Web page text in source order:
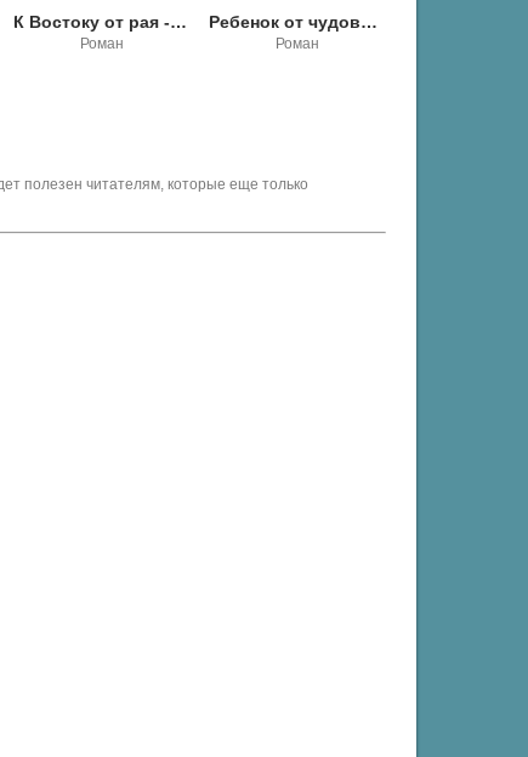
Ребенок от чудовища - Николь Келлер
Роман
Я сломаю твою жизнь - Лана Пиратова
Эротика
полезен читателям, которые еще только